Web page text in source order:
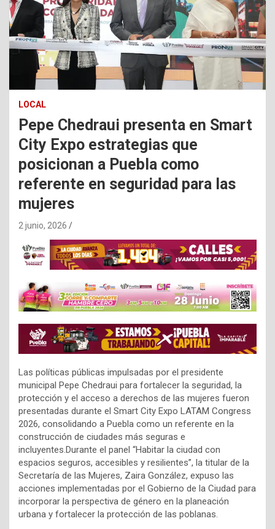
LOCAL
Pepe Chedraui presenta en Smart
City Expo estrategias que
posicionan a Puebla como
referente en seguridad para las
mujeres
2 junio, 2026
Las políticas públicas impulsadas por el presidente
municipal Pepe Chedraui para fortalecer la seguridad, la
protección y el acceso a derechos de las mujeres fueron
presentadas durante el Smart City Expo LATAM Congress
2026, consolidando a Puebla como un referente en la
construcción de ciudades más seguras e
incluyentes.Durante el panel “Habitar la ciudad con
espacios seguros, accesibles y resilientes”, la titular de la
Secretaría de las Mujeres, Zaira González, expuso las
acciones implementadas por el Gobierno de la Ciudad para
incorporar la perspectiva de género en la planeación
urbana y fortalecer la protección de las poblanas.